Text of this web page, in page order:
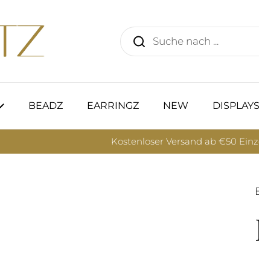
BEADZ EARRINGZ NEW DISPLAYS
Kostenloser Versand ab €50